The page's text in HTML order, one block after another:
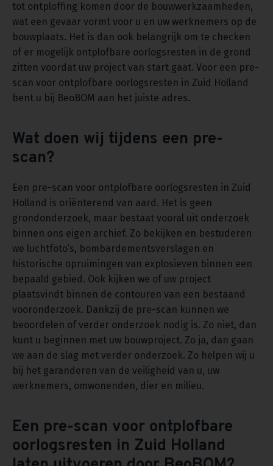
tot ontploffing komen door de bouwwerkzaamheden,
wat een gevaar vormt voor u en uw werknemers op de
bouwplaats. Het is dan ook belangrijk om te checken
of er mogelijk ontplofbare oorlogsresten in de grond
zitten voordat uw project van start gaat. Voor een pre-
scan voor ontplofbare oorlogsresten in Zuid Holland
bent u bij BeoBOM aan het juiste adres.
Wat doen wij tijdens een pre-
scan?
Een pre-scan voor ontplofbare oorlogsresten in Zuid
Holland is oriënterend van aard. Het is geen
grondonderzoek, maar bestaat vooral uit onderzoek
binnen ons eigen archief. Zo bekijken en bestuderen
we luchtfoto’s, bombardementsverslagen en
historische opruimingen van explosieven binnen een
bepaald gebied. Ook kijken we of uw project
plaatsvindt binnen de contouren van een bestaand
vooronderzoek. Dankzij de pre-scan kunnen we
beoordelen of verder onderzoek nodig is. Zo niet, dan
kunt u beginnen met uw bouwproject. Zo ja, dan gaan
we aan de slag met verder onderzoek. Zo helpen wij u
bij het garanderen van de veiligheid van u, uw
werknemers, omwonenden, dier en milieu.
Een pre-scan voor ontplofbare
oorlogsresten in Zuid Holland